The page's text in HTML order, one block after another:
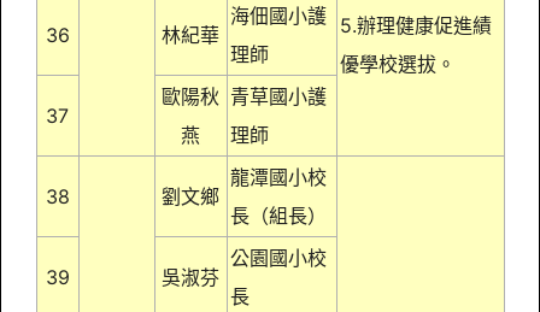
5.辦理健康促進績
優學校選拔。
36 林紀華
海佃國小護
理師
37
歐陽秋
燕
青草國小護
理師
38 劉文鄉
龍潭國小校
長（組長）
39 吳淑芬
公園國小校
長